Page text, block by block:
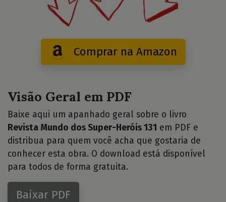
Comprar na Amazon
Visão Geral em PDF
Baixe aqui um apanhado geral sobre o livro
Revista Mundo dos Super-Heróis 131 em PDF e
distribua para quem você acha que gostaria de
conhecer esta obra. O download está disponível
para todos de forma gratuita.
Baixar PDF